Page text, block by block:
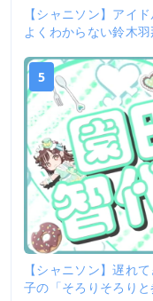
【シャニソン】アイ
よくわからない鈴木
5
【シャニソン】遅れ
子の「そろりそろりと